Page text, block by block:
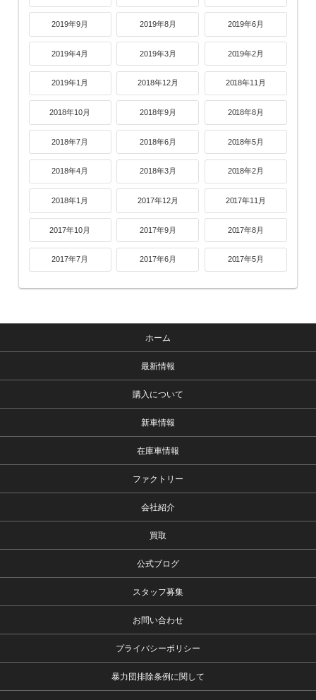
2019年9月 2019年8月 2019年6月
2019年4月 2019年3月 2019年2月
2019年1月 2018年12月 2018年11月
2018年10月 2018年9月 2018年8月
2018年7月 2018年6月 2018年5月
2018年4月 2018年3月 2018年2月
2018年1月 2017年12月 2017年11月
2017年10月 2017年9月 2017年8月
2017年7月 2017年6月 2017年5月
ホーム
最新情報
購入について
新車情報
在庫車情報
ファクトリー
会社紹介
買取
公式ブログ
スタッフ募集
お問い合わせ
プライバシーポリシー
暴力団排除条例に関して